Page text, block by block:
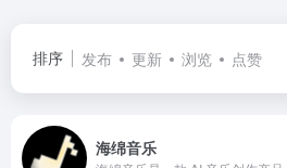
排序 发布 更新 浏览 点赞
海绵音乐